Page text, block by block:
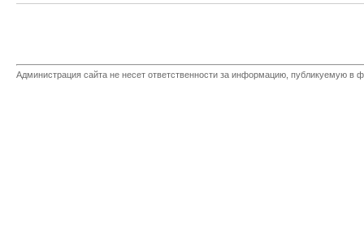
Администрация сайта не несет ответственности за информацию, публикуемую